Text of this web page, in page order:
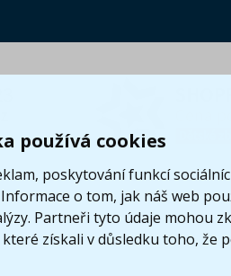
používá cookies
poskytování funkcí
o tom, jak náš web
Partneři tyto údaje mohou
získali v důsledku toho, že